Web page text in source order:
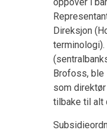
Direksjon
Brofoss, ble
som
tilbake til alt